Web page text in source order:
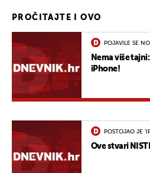
PROČITAJTE I OVO
POJAVILE SE
Nema više
iPhone!
POSTOJAO JE
Ove stvari